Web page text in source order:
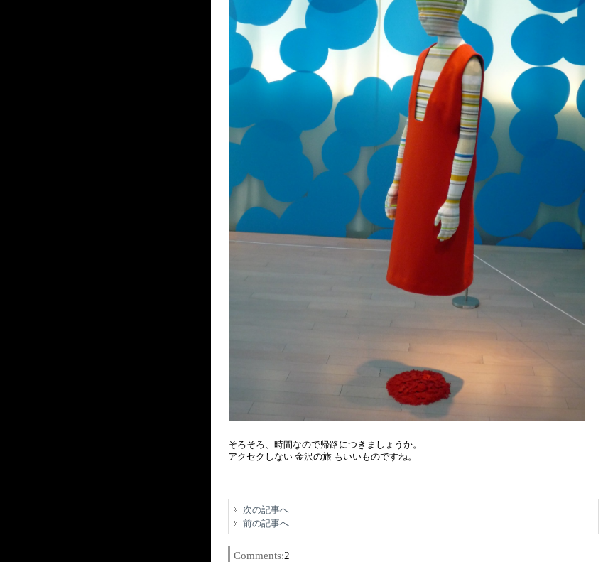
そろそろ、時間なので帰路につきましょうか。
アクセクしない 金沢の旅 もいいものですね。
次の記事へ
前の記事へ
Comments:2